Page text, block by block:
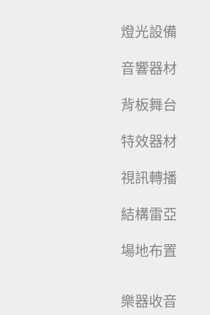
燈光設備
音響器材
背板舞台
特效器材
視訊轉播
結構雷亞
場地布置
樂器收音